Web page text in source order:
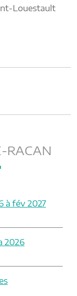
Louestault
RACAN
à fév 2027
2026